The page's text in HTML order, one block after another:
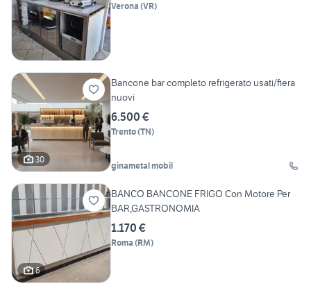
Verona (VR)
30
Bancone bar completo refrigerato usati/fiera
nuovi
6.500 €
Trento(TN)
ginametal mobil
6
BANCO BANCONE FRIGO Con Motore Per
BAR,GASTRONOMIA
1.170 €
Roma (RM)